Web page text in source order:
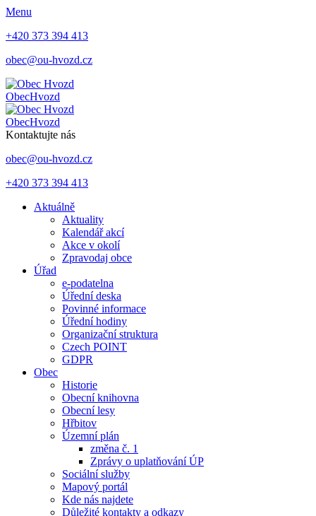
Menu
+420 373 394 413
obec@ou-hvozd.cz
ObecHvozd
ObecHvozd
Kontaktujte nás
obec@ou-hvozd.cz
+420 373 394 413
Aktuálně
Aktuality
Kalendář akcí
Akce v okolí
Zpravodaj obce
Úřad
e-podatelna
Úřední deska
Povinné informace
Úřední hodiny
Organizační struktura
Czech POINT
GDPR
Obec
Historie
Obecní knihovna
Obecní lesy
Hřbitov
Územní plán
změna č. 1
Zprávy o uplatňování ÚP
Sociální služby
Mapový portál
Kde nás najdete
Důležité kontakty a odkazy